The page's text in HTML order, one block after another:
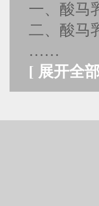
一、酸马
二、酸马
……
[ 展开全